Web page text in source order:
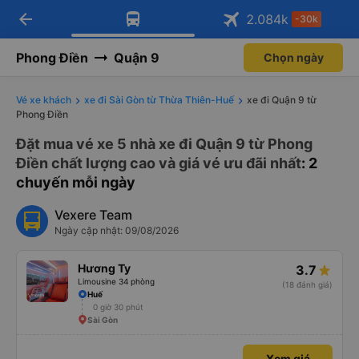
Tải app Vexere ngay!
Nhận ưu đãi thành viên độc
Mở app
Tải app Vexere
-30k/ghế khi đặt vé máy bay qua
Mở app
arrow_back 2.084k -30k
Phong Điền Quận 9 Chọn ngày
Vé xe khách xe đi Sài Gòn từ Thừa Thiên-Huế
xe đi Quận 9 từ
Phong Điền
Đặt mua vé xe 5 nhà xe đi Quận 9 từ Phong
Điền chất lượng cao và giá vé ưu đãi nhất: 2
chuyến mỗi ngày
Vexere Team
Ngày cập nhật: 09/08/2026
Hương Ty
Limousine 34 phòng
3.7
(18 đánh giá)
Huế
0 giờ 30 phút
Sài Gòn